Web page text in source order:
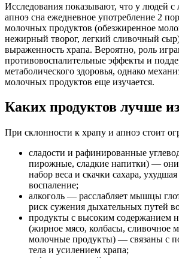
Исследования показывают, что у людей
апноэ сна ежедневное употребление 2
молочных продуктов (обезжиренное
нежирный творог, легкий сливочный сыр)
выраженность храпа. Вероятно, роль
противовоспалительные эффекты и
метаболического здоровья, однако
молочных продуктов еще изучается.
Каких продуктов лучше
При склонности к храпу и апноэ стоит
сладости и рафинированные
пирожные, сладкие напитки) —
набор веса и скачки сахара,
воспаление;
алкоголь — расслабляет мышцы
риск сужения дыхательных путей
продукты с высоким содержанием
(жирное мясо, колбасы, сливочное
молочные продукты) — связаны с
тела и усилением храпа;